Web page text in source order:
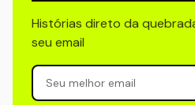
Histórias direto da
seu email